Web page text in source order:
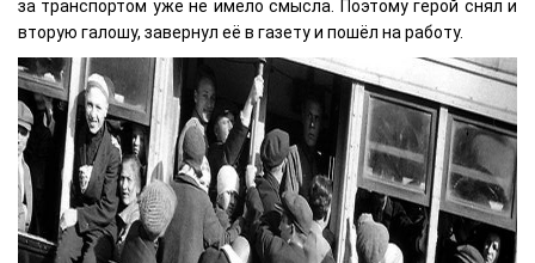
за транспортом уже не имело смысла. Поэтому герой снял и
вторую галошу, завернул её в газету и пошёл на работу.